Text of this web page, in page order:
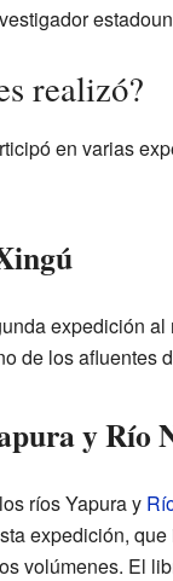
realizó?
en varias
expedición
de los afluentes
y Río
ríos Yapura y
expedición,
volúmenes. El